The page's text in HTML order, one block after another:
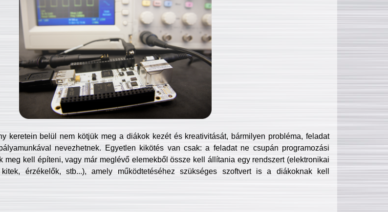
keretein belül nem kötjük meg a diákok kezét és kreativitását, bármilyen probléma, feladat
nevezhetnek. Egyetlen kikötés van csak: a feladat ne csupán programozási
meg kell építeni, vagy már meglévő elemekből össze kell állítania egy rendszert (elektronikai
érzékelők, stb...), amely működtetéséhez szükséges szoftvert is a diákoknak kell